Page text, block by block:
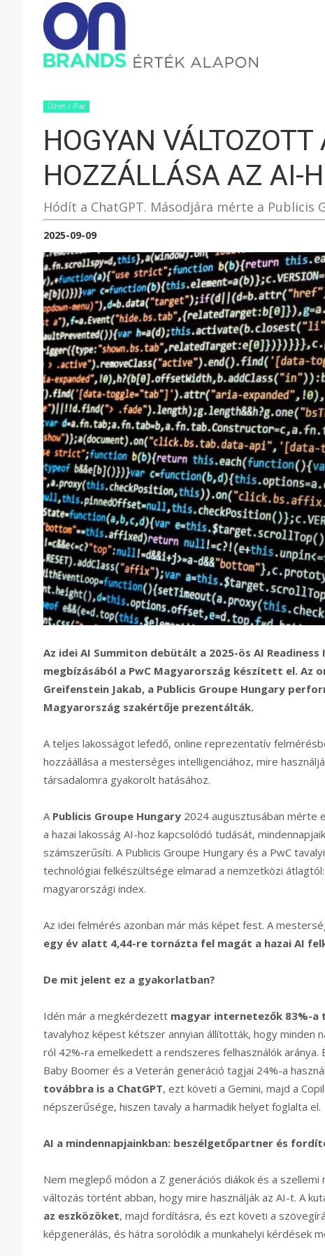
ÉRTÉK
Üzlet / Piac
HOGYAN
HOZZÁLLÁSA AZ AI-
Hódít a ChatGPT. Másodjára mérte a Publicis
2025-09-09
Az idei AI Summiton debütált a 2025-ös AI
megbízásából a PwC Magyarország készített el.
Greifenstein Jakab, a Publicis Groupe Hungary
Magyarország szakértője prezentálták.
A teljes lakosságot lefedő, online reprezentatív
hozzáállása a mesterséges intelligenciához, mire
társadalomra gyakorolt hatásához.
A Publicis Groupe Hungary 2024 augusztusában mérte
a hazai lakosság AI-hoz kapcsolódó tudását,
számszerűsíti. A Publicis Groupe Hungary és a PwC
technológiai felkészültsége elmarad a nemzetközi
magyarországi index.
Az idei felmérés azonban már más képet fest. A
egy év alatt 4,44-re tornázta fel magát a hazai AI
De mit jelent ez a gyakorlatban?
Idén már a megkérdezett magyar internetezők 83%-a
tavalyhoz képest kétszer annyian állították, hogy minden
ról 42%-ra emelkedett a rendszeres felhasználók
Baby Boomer és a Veterán generáció tagjai 24%-a
továbbra is a ChatGPT, ezt követi a Gemini, majd a
népszerűsége, hiszen tavaly a harmadik helyet foglalta el.
AI a mindennapjainkban: beszélgetőpartner és
Nem meglepő módon a Z generációs diákok és a
változás történt abban, hogy mire használják az AI-t. A
az eszközöket, majd fordításra, és ezt követi a
képgenerálás, és hátra sorolódik a munkahelyi kérdések